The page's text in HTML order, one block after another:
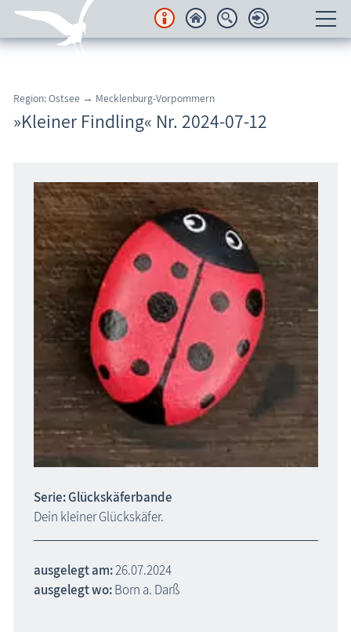
Regionales
Karten
Freizeit
Wissenswertes
Veranstaltungen
Blog
Region: Ostsee → Mecklenburg-Vorpommern
»Kleiner Findling« Nr. 2024-07-12
Serie: Glückskäferbande
Dein kleiner Glückskäfer.
ausgelegt am:26.07.2024
ausgelegt wo:Born a. Darß